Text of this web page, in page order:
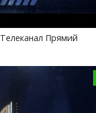
Телеканал Прямий